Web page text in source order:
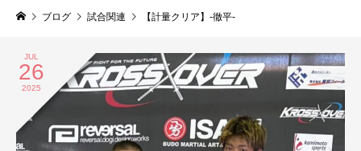
blog
ブログ 試合関連 【計量クリア】-徹平-
JUL
26
2025